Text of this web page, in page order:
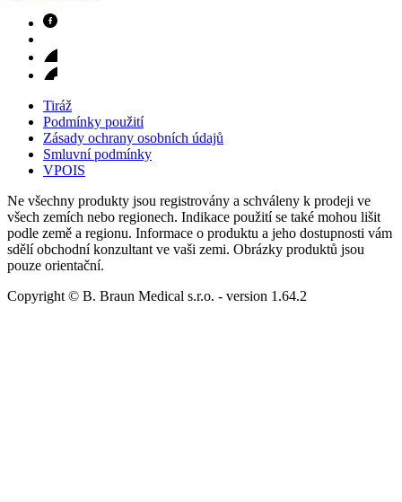
Tiráž
Podmínky použití
Zásady ochrany osobních údajů
Smluvní podmínky
VPOIS
Ne všechny produkty jsou registrovány a schváleny k prodeji ve
všech zemích nebo regionech. Indikace použití se také mohou lišit
podle země a regionu. Informace o produktu a jeho dostupnosti vám
sdělí obchodní konzultant ve vaši zemi. Obrázky produktů jsou
pouze orientační.
Copyright © B. Braun Medical s.r.o. - version 1.64.2